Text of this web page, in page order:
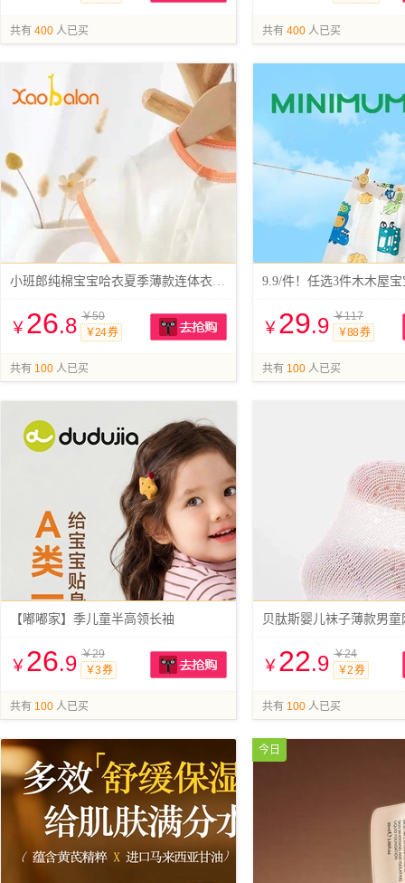
共有 400 人已买 共有 400 人已买
小班郎纯棉宝宝哈衣夏季薄款连体衣拍2
￥ 26.8 ￥50
￥24 券
共有 100 人已买
9.9/件！任选3件木木屋
￥ 29.9 ￥117
￥88 券
共有 100 人已买
【嘟嘟家】季儿童半高领长袖
￥ 26.9 ￥29
￥3 券
共有 100 人已买
￥ 22.9 ￥24
￥2 券
共有 100 人已买
今日